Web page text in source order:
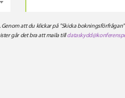
att du klickar på "Skicka
går det bra att maila till